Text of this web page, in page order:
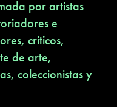
por artistas
e
críticos,
de arte,
coleccionistas y